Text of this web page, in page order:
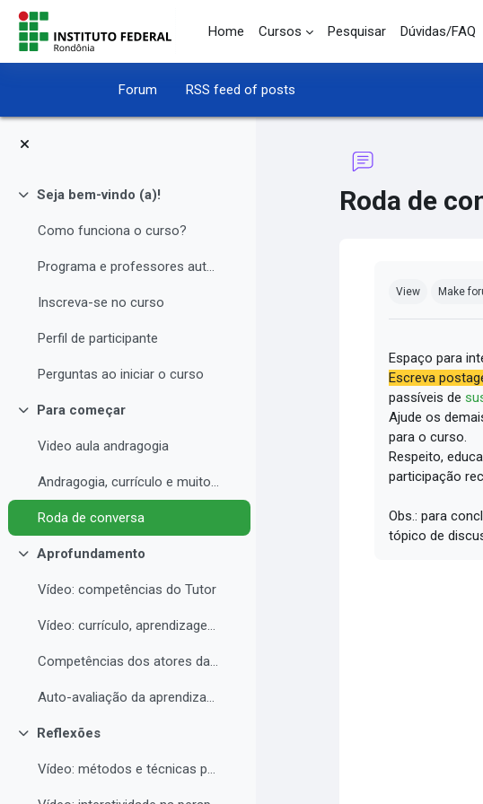
Skip to main content
Home
Cursos Pesquisar Dúvidas/FAQ
Forum RSS feed of posts
Collapse
Seja bem-vindo (a)!
Como funciona o curso?
Programa e professores autores
Inscreva-se no curso
Perfil de participante
Perguntas ao iniciar o curso
Collapse
Para começar
Video aula andragogia
Andragogia, currículo e muito mais
Roda de conversa
Collapse
Aprofundamento
Vídeo: competências do Tutor
Vídeo: currículo, aprendizagem e docência para EAD
Competências dos atores da educação a distância professor, tutor e aluno
Auto-avaliação da aprendizagem
Collapse
Reflexões
Vídeo: métodos e técnicas para EAD
Roda de
View Make
Espaço para
Escreva
passíveis de
Ajude os
para o curso.
Respeito,
participação
Obs.: para
tópico de